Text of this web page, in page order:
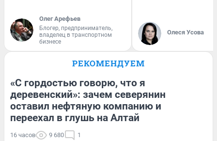
Олег Арефьев
Блогер, предприниматель,
владелец в транспортном
бизнесе
Олеся Усова
РЕКОМЕНДУЕМ
«С гордостью говорю, что я
деревенский»: зачем северянин
оставил нефтяную компанию и
переехал в глушь на Алтай
16 часов 9 680 1